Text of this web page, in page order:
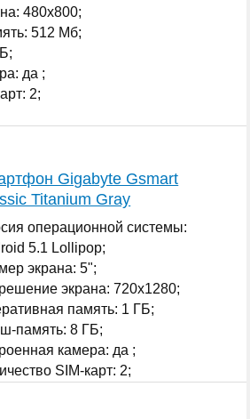
480x800;
512 Мб;
да ;
2;
Gigabyte Gsmart
Titanium Gray
операционной системы:
5.1 Lollipop;
экрана: 5";
экрана: 720x1280;
память: 1 ГБ;
память: 8 ГБ;
камера: да ;
SIM-карт: 2;